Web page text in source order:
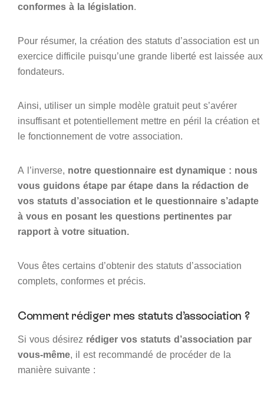
conformes à la législation.
Pour résumer, la création des statuts d’association est un
exercice difficile puisqu’une grande liberté est laissée aux
fondateurs.
Ainsi, utiliser un simple modèle gratuit peut s’avérer
insuffisant et potentiellement mettre en péril la création et
le fonctionnement de votre association.
A l’inverse, notre questionnaire est dynamique : nous
vous guidons étape par étape dans la rédaction de
vos statuts d’association et le questionnaire s’adapte
à vous en posant les questions pertinentes par
rapport à votre situation.
Vous êtes certains d’obtenir des statuts d’association
complets, conformes et précis.
Comment rédiger mes statuts d’association ?
Si vous désirez rédiger vos statuts d’association par
vous-même, il est recommandé de procéder de la
manière suivante :